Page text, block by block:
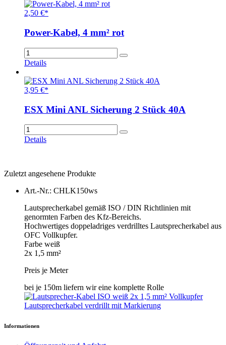
2,50 €*
Power-Kabel, 4 mm² rot
Details
3,95 €*
ESX Mini ANL Sicherung 2 Stück 40A
Details
Zuletzt angesehene Produkte
Art.-Nr.: CHLK150ws
Lautsprecherkabel gemäß ISO / DIN Richtlinien mit
genormten Farben des Kfz-Bereichs.
Hochwertiges doppeladriges verdrilltes Lautsprecherkabel aus
OFC Vollkupfer.
Farbe weiß
2x 1,5 mm²
Preis je Meter
bei je 150m liefern wir eine komplette Rolle
Informationen